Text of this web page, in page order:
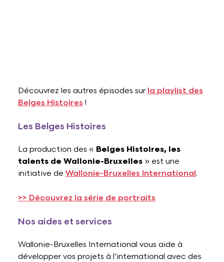
Découvrez les autres épisodes sur la playlist des
Belges Histoires !
Les Belges Histoires
La production des « Belges Histoires, les
talents de Wallonie-Bruxelles » est une
initiative de Wallonie-Bruxelles International.
>> Découvrez la série de portraits
Nos aides et services
Wallonie-Bruxelles International vous aide à
développer vos projets à l’international avec des